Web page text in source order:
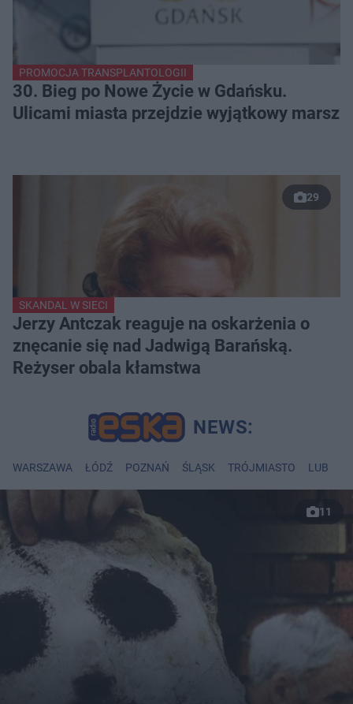
PROMOCJA TRANSPLANTOLOGII
30. Bieg po Nowe Życie w Gdańsku.
Ulicami miasta przejdzie wyjątkowy marsz
29
SKANDAL W SIECI
Jerzy Antczak reaguje na oskarżenia o
znęcanie się nad Jadwigą Barańską.
Reżyser obala kłamstwa
WARSZAWA ŁÓDŹ POZNAŃ ŚLĄSK TRÓJMIASTO LUBLIN
11